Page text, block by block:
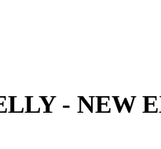
- NEW